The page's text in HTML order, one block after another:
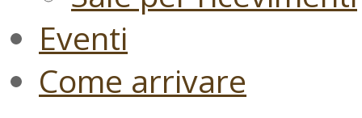
Eventi
Come arrivare